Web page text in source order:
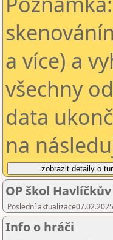
a více) a
všechny
data
na
OP škol
Poslední
Info o hráči